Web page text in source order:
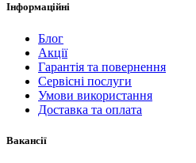
Інформаційні
Блог
Акції
Гарантія та повернення
Сервісні послуги
Умови використання
Доставка та оплата
Вакансії